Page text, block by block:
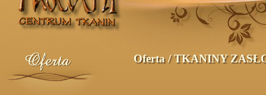
Oferta/TKANINY